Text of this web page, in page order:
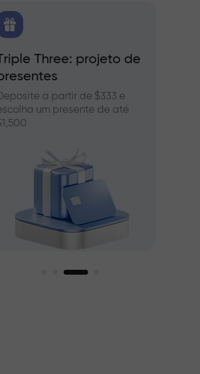
Three: projeto de
a partir de $333 e
um presente de até